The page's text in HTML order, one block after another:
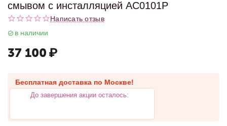
смывом с инсталляцией AC0101P
Написать отзыв
в наличии
37 100 ₽
Бесплатная доставка по Москве!
До завершения акции осталось: